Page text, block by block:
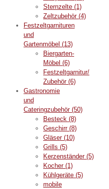
Sternzelte (1)
Zeltzubehör (4)
Festzeltgarnituren
und
Gartenmöbel (13)
Biergarten-
Möbel (6)
Festzeltgarnitur/
Zubehör (6)
Gastronomie
und
Cateringzubehör (50)
Besteck (8)
Geschirr (8)
Gläser (10)
Grills (5)
Kerzenständer (5)
Kocher (1)
Kühlgeräte (5)
mobile